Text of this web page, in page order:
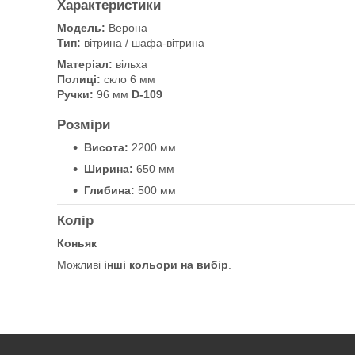
Характеристики
Модель: Верона
Тип: вітрина / шафа-вітрина
Матеріал: вільха
Полиці: скло 6 мм
Ручки: 96 мм D-109
Розміри
Висота: 2200 мм
Ширина: 650 мм
Глибина: 500 мм
Колір
Коньяк
Можливі інші кольори на вибір